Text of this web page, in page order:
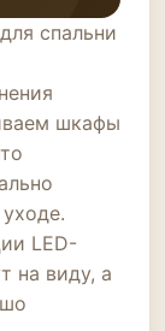
спальни
шкафы
LED-
на виду, а